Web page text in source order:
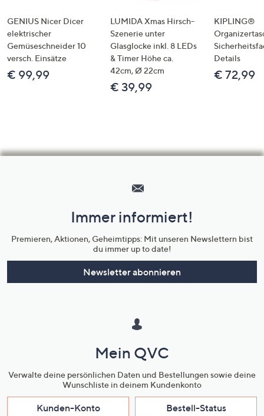
GENIUS Nicer Dicer
elektrischer
Gemüseschneider 10
versch. Einsätze
€ 99,99
LUMIDA Xmas Hirsch-
Szenerie unter
Glasglocke inkl. 8 LEDs
& Timer Höhe ca.
42cm, Ø 22cm
€ 39,99
KIPLING®
Details
€ 72,99
Unternehmensinformationen
Immer informiert!
Premieren, Aktionen, Geheimtipps: Mit unseren Newslettern bist
du immer up to date!
Newsletter abonnieren
Mein QVC
Verwalte deine persönlichen Daten und Bestellungen sowie deine
Wunschliste in deinem Kundenkonto
Kunden-Konto Bestell-Status